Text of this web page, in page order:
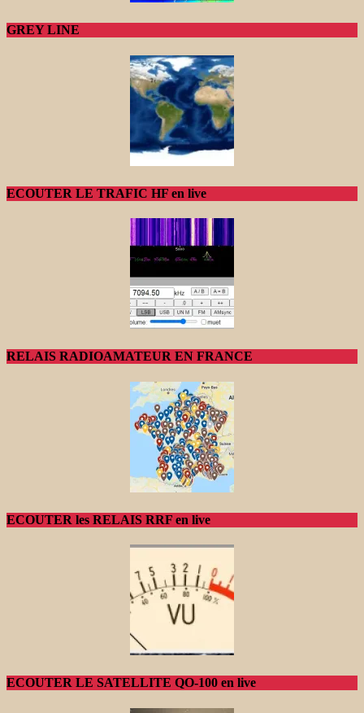
GREY LINE
ECOUTER LE TRAFIC HF en live
RELAIS RADIOAMATEUR EN FRANCE
ECOUTER les RELAIS RRF en live
ECOUTER LE SATELLITE QO-100 en live